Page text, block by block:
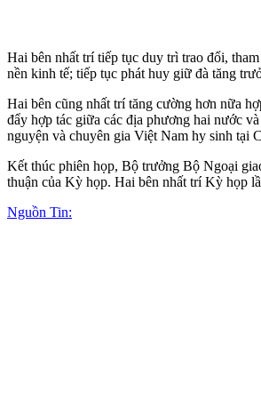
Hai bên nhất trí tiếp tục duy trì trao đổi,
nền kinh tế; tiếp tục phát huy giữ đà tăng
Hai bên cũng nhất trí tăng cường hơn nữa
đẩy hợp tác giữa các địa phương hai nước
nguyện và chuyên gia Việt Nam hy sinh tại
Kết thúc phiên họp, Bộ trưởng Bộ Ngoại
thuận của Kỳ họp. Hai bên nhất trí Kỳ họp
Nguồn Tin: